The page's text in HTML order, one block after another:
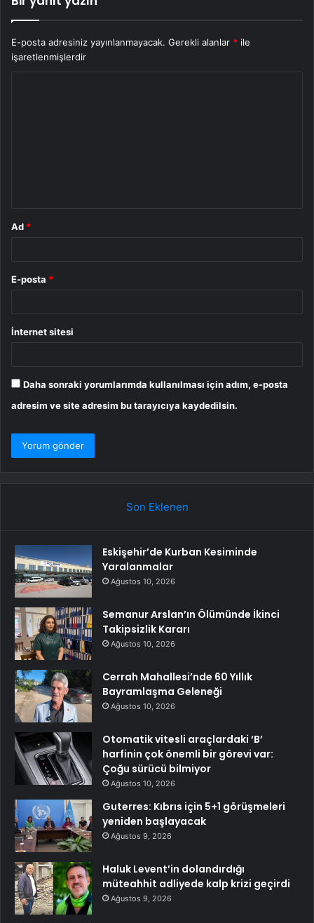
E-posta adresiniz yayınlanmayacak. Gerekli alanlar * ile
işaretlenmişlerdir
Ad *
E-posta *
İnternet sitesi
Daha sonraki yorumlarımda kullanılması için adım, e-posta
adresim ve site adresim bu tarayıcıya kaydedilsin.
Son Eklenen
Eskişehir’de Kurban Kesiminde
Yaralanmalar
Ağustos 10, 2026
Semanur Arslan’ın Ölümünde İkinci
Takipsizlik Kararı
Ağustos 10, 2026
Cerrah Mahallesi’nde 60 Yıllık
Bayramlaşma Geleneği
Ağustos 10, 2026
Otomatik vitesli araçlardaki ‘B’
harfinin çok önemli bir görevi var:
Çoğu sürücü bilmiyor
Ağustos 10, 2026
Guterres: Kıbrıs için 5+1 görüşmeleri
yeniden başlayacak
Ağustos 9, 2026
Haluk Levent’in dolandırdığı
müteahhit adliyede kalp krizi geçirdi
Ağustos 9, 2026